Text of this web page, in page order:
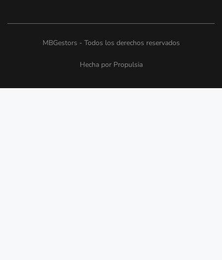
MBGestors - Todos los derechos reservados
Hecha por Propulsia